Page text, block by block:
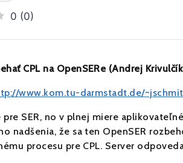
0 (0)
CPL na OpenSERe (Andrej
www.kom.tu-darmstadt.de/
pre SER, no v plnej miere
nadšenia, že sa ten OpenSER
procesu pre CPL. Server